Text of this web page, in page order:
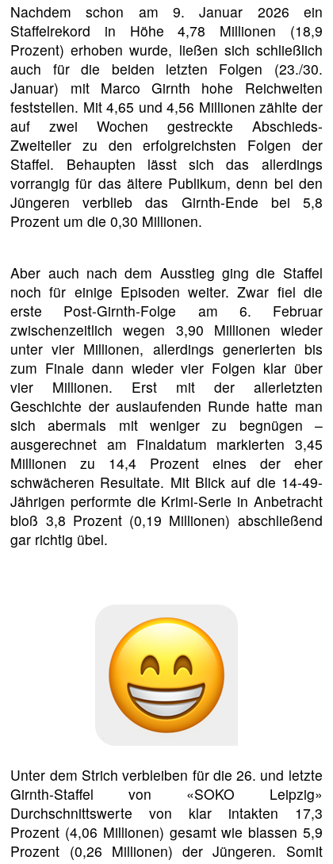
Nachdem schon am 9. Januar 2026 ein
Staffelrekord in Höhe 4,78 Millionen (18,9
Prozent) erhoben wurde, ließen sich schließlich
auch für die beiden letzten Folgen (23./30.
Januar) mit Marco Girnth hohe Reichweiten
feststellen. Mit 4,65 und 4,56 Millionen zählte der
auf zwei Wochen gestreckte Abschieds-
Zweiteiler zu den erfolgreichsten Folgen der
Staffel. Behaupten lässt sich das allerdings
vorrangig für das ältere Publikum, denn bei den
Jüngeren verblieb das Girnth-Ende bei 5,8
Prozent um die 0,30 Millionen.
Aber auch nach dem Ausstieg ging die Staffel
noch für einige Episoden weiter. Zwar fiel die
erste Post-Girnth-Folge am 6. Februar
zwischenzeitlich wegen 3,90 Millionen wieder
unter vier Millionen, allerdings generierten bis
zum Finale dann wieder vier Folgen klar über
vier Millionen. Erst mit der allerletzten
Geschichte der auslaufenden Runde hatte man
sich abermals mit weniger zu begnügen –
ausgerechnet am Finaldatum markierten 3,45
Millionen zu 14,4 Prozent eines der eher
schwächeren Resultate. Mit Blick auf die 14-49-
Jährigen performte die Krimi-Serie in Anbetracht
bloß 3,8 Prozent (0,19 Millionen) abschließend
gar richtig übel.
Unter dem Strich verbleiben für die 26. und letzte
Girnth-Staffel von «SOKO Leipzig»
Durchschnittswerte von klar intakten 17,3
Prozent (4,06 Millionen) gesamt wie blassen 5,9
Prozent (0,26 Millionen) der Jüngeren. Somit